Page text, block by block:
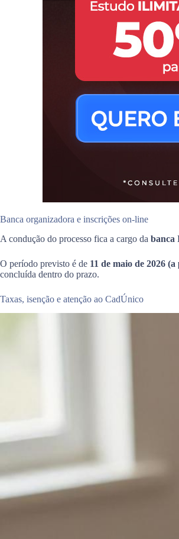
Banca organizadora e inscrições on-line
A condução do processo fica a cargo da banca
O período previsto é de 11 de maio de 2026
concluída dentro do prazo.
Taxas, isenção e atenção ao CadÚnico